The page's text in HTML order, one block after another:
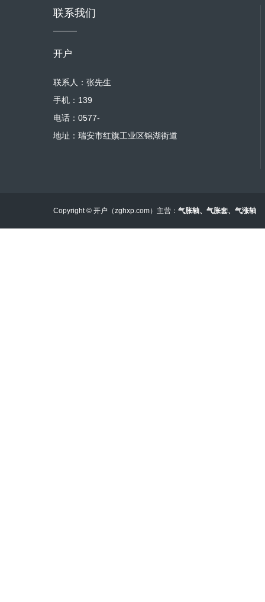
联系我们
开户
联系人：张先生
手机：139
电话：0577-
地址：瑞安市红旗工业区锦湖街道
Copyright © 开户（zghxp.com）主营： 气胀轴、 气胀套、 气涨轴